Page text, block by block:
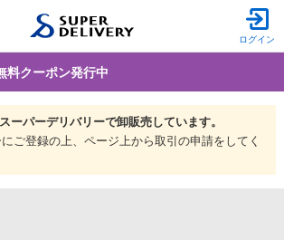
ログイン
料クーポン発行中
ーパーデリバリーで卸販売しています。
ご登録の上、ページ上から取引の申請をしてく